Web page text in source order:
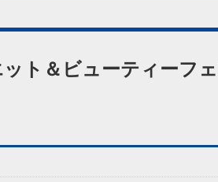
ット＆ビューティーフ